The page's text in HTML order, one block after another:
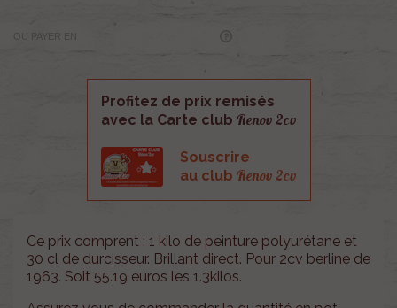
OU PAYER EN
Profitez de prix remisés
avec la Carte club Renov 2cv
Souscrire
au club Renov 2cv
Ce prix comprent : 1 kilo de peinture polyurétane et
30 cl de durcisseur. Brillant direct. Pour 2cv berline de
1963. Soit 55.19 euros les 1.3kilos.